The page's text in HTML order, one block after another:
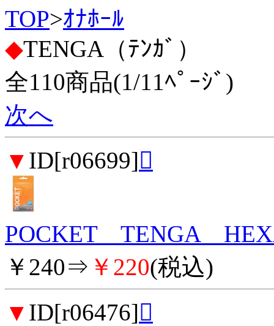
TOP>ｵﾅﾎｰﾙ
◆TENGA（ﾃﾝｶﾞ）
全110商品(1/11ﾍﾟｰｼﾞ)
次へ
▼ ID[r06699]
POCKET TENGA
￥240⇒ ￥220(税込)
▼ ID[r06476]